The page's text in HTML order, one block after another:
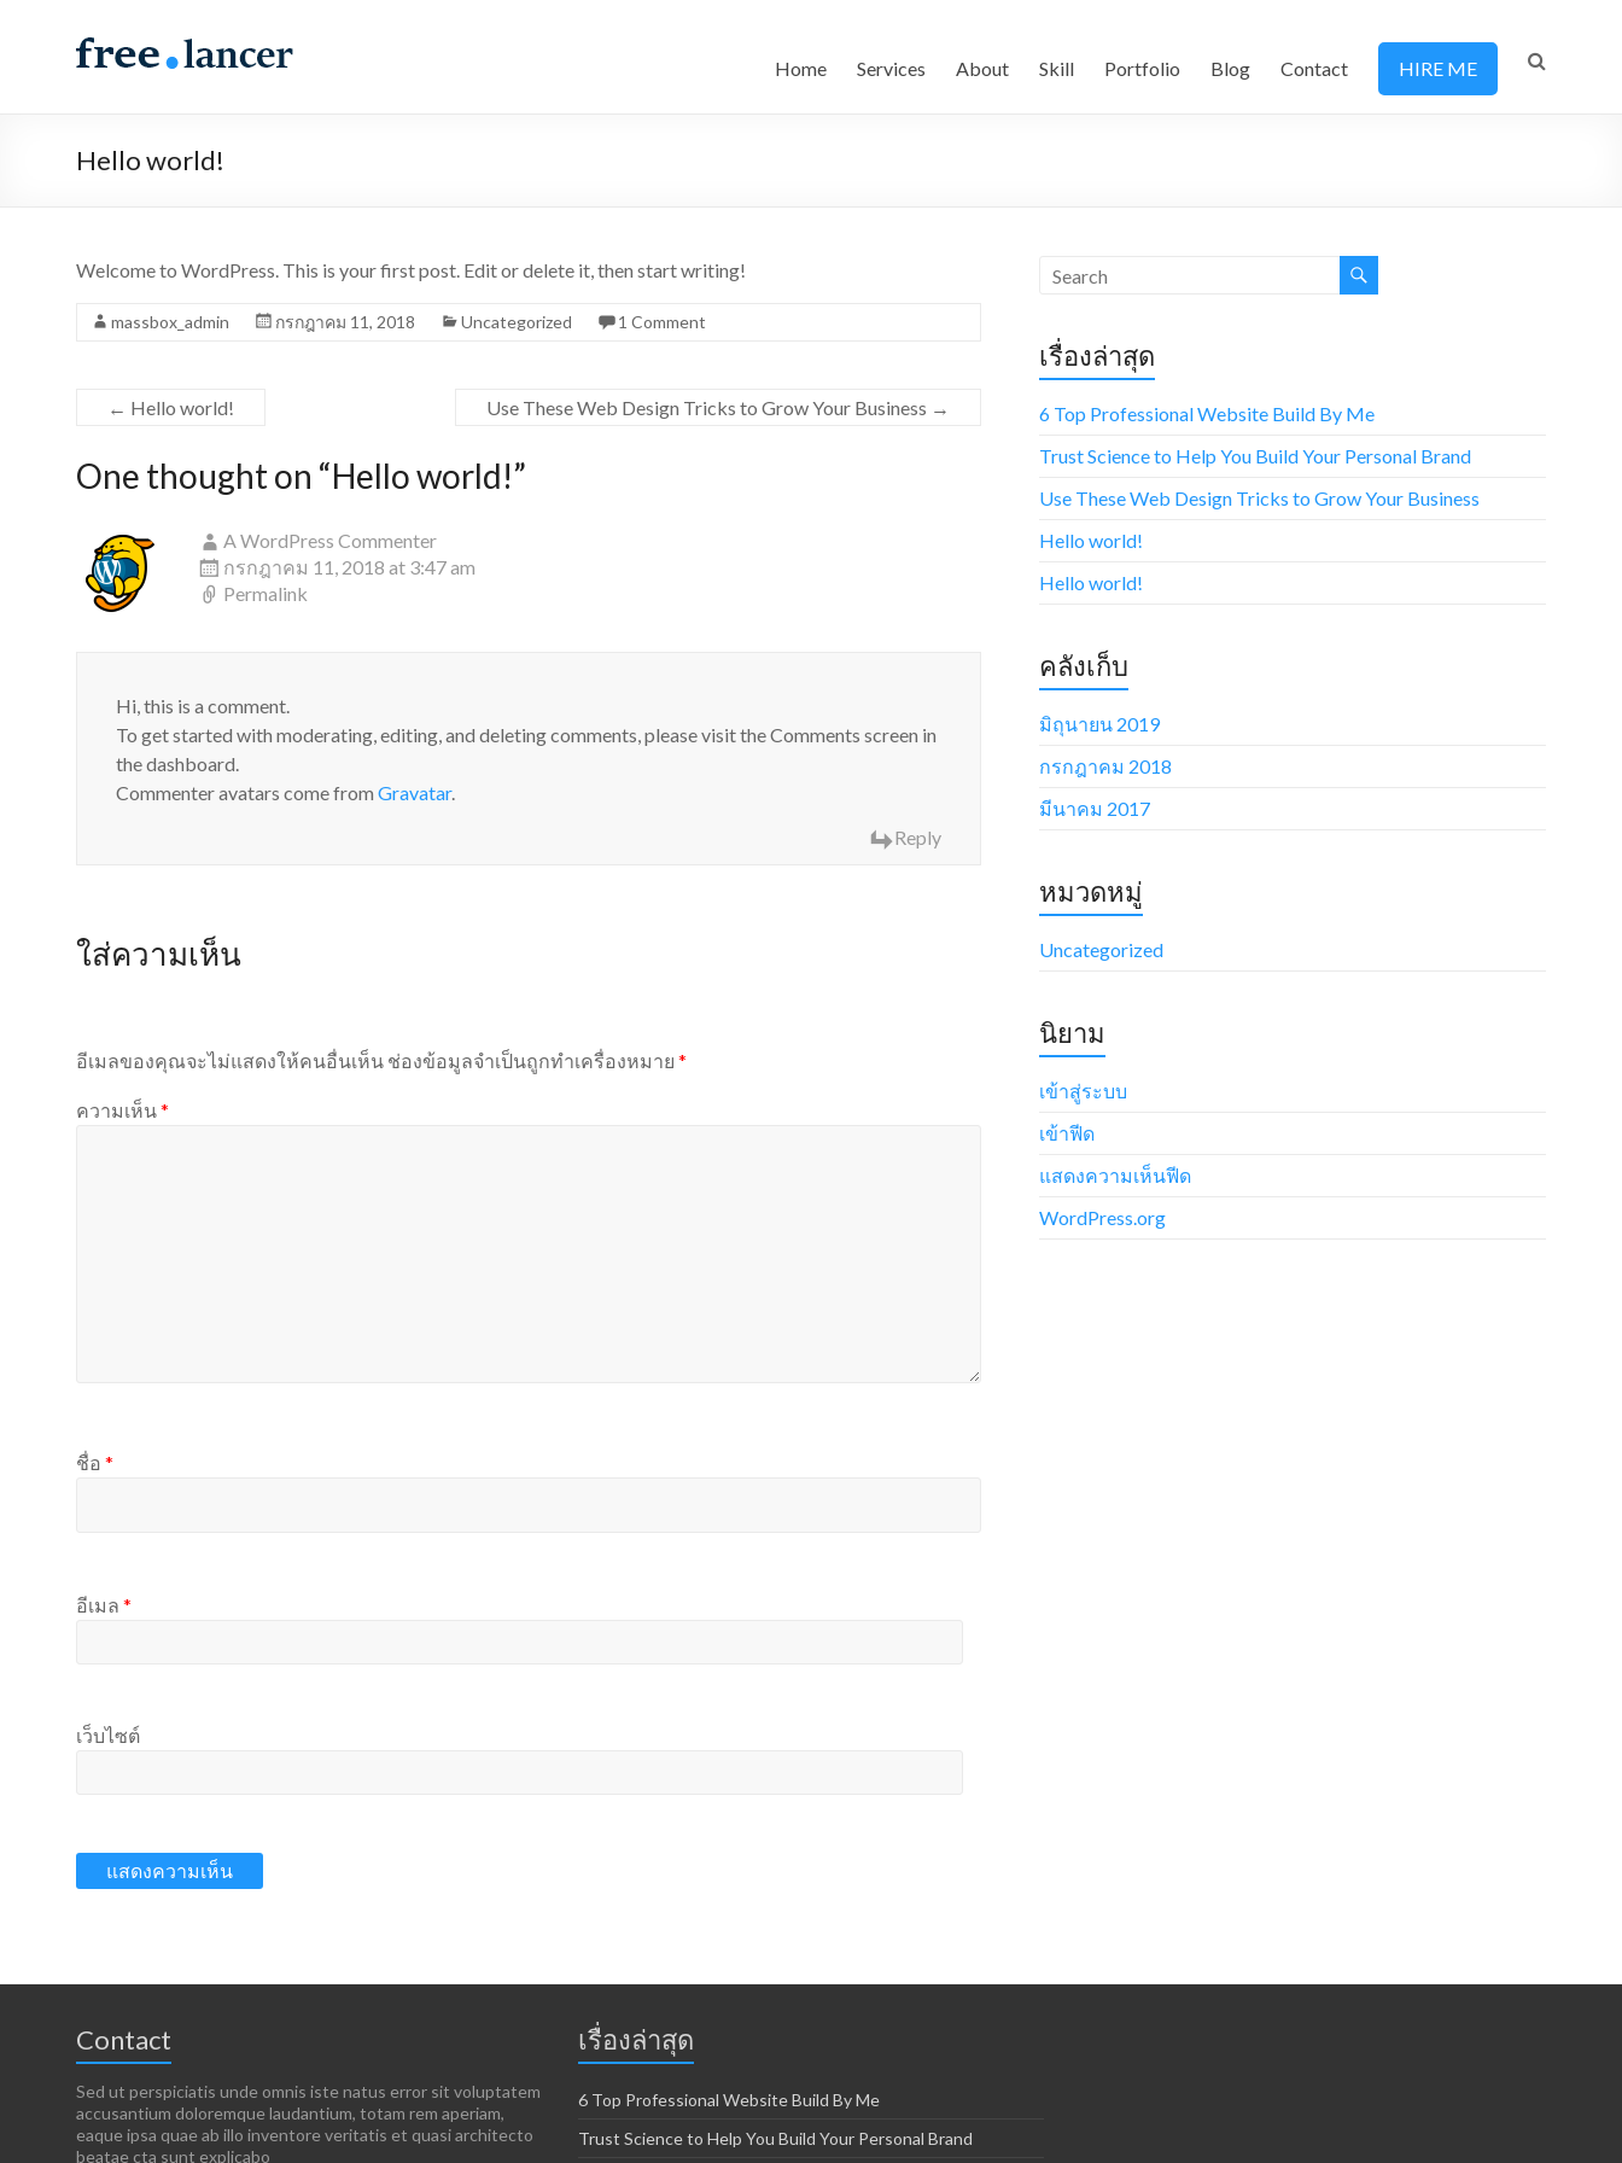
Spacious
another
Home Services About Skill Portfolio Blog Contact HIRE ME
Hello world!
Welcome to WordPress. This is your first post. Edit or delete it, then start writing!
massbox_admin กรกฎาคม 11, 2018 Uncategorized 1 Comment
← Hello world! Use These Web Design Tricks to Grow Your Business →
One thought on “Hello world!”
A WordPress Commenter
กรกฎาคม 11, 2018 at 3:47 am
Permalink
Hi, this is a comment.
To get started with moderating, editing, and deleting comments, please visit the Comments screen in
the dashboard.
Commenter avatars come from Gravatar.
Reply
ใส่ความเห็น
อีเมลของคุณจะไม่แสดงให้คนอื่นเห็น ช่องข้อมูลจำเป็นถูกทำเครื่องหมาย *
ความเห็น*
ชื่อ *
อีเมล *
เว็บไซต์
เรื่องล่าสุด
6 Top Professional Website Build By Me
Trust Science to Help You Build Your Personal Brand
Use These Web Design Tricks to Grow Your Business
Hello world!
Hello world!
คลังเก็บ
มิถุนายน 2019
กรกฎาคม 2018
มีนาคม 2017
หมวดหมู่
Uncategorized
นิยาม
เข้าสู่ระบบ
เข้าฟีด
แสดงความเห็นฟีด
WordPress.org
Contact
Sed ut perspiciatis unde omnis iste natus error sit voluptatem
accusantium doloremque laudantium, totam rem aperiam,
eaque ipsa quae ab illo inventore veritatis et quasi architecto
beatae cta sunt explicabo
เรื่องล่าสุด
6 Top Professional Website Build By Me
Trust Science to Help You Build Your Personal Brand